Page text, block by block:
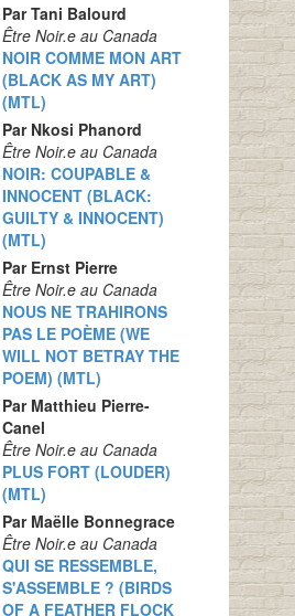
Par Tani Balourd
Être Noir.e au Canada
NOIR COMME MON ART
(BLACK AS MY ART)
(MTL)
Par Nkosi Phanord
Être Noir.e au Canada
NOIR: COUPABLE &
INNOCENT (BLACK:
GUILTY & INNOCENT)
(MTL)
Par Ernst Pierre
Être Noir.e au Canada
NOUS NE TRAHIRONS
PAS LE POÈME (WE
WILL NOT BETRAY THE
POEM) (MTL)
Par Matthieu Pierre-
Canel
Être Noir.e au Canada
PLUS FORT (LOUDER)
(MTL)
Par Maëlle Bonnegrace
Être Noir.e au Canada
QUI SE RESSEMBLE,
S'ASSEMBLE ? (BIRDS
OF A FEATHER FLOCK